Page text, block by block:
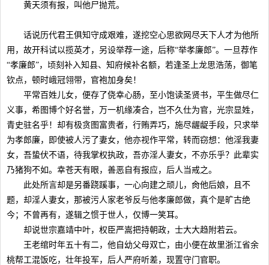
黄天须有报，叫他尸抛荒。
话说历代君王俱知守成艰难，遂挖空心思欲网尽天下人才为他所
用，故开科试以揽英才，另设举荐一途，后称“举孝廉郎”。一旦荐作
“孝廉郎”，顷刻补入知县、知府候补名额，若逢圣上龙思浩荡，御笔
钦点，顿时峨冠翎带，官袍加身矣！
平常百姓儿女，便存了侥幸心肠，至小饱读圣贤书，平生做尽仁
义事，希图博个好名誉，万一机缘凑合，岂不久仕为官，光宗显姓，
青史驻名乎！却有极贪图富贵者，行贿弄巧，施尽龌龊手段，只求举
为孝郎廉，即使被人污了妻女，他亦视作平常，转而窃想：他淫我妻
女，吾蛰伏不语，待我掌权执政，吾亦淫人妻女，不亦乐乎？此辈实
乃猪狗不如。幸苍天有眼，善恶自有报应，后人当戒之。
此处所言却是另番跷蹊事，一心向建之顽儿，肏他后娘，且不
题，却淫人妻女，那被污人家老爷反与他孝廉郎做，真个是旷古绝
今；不曾再有，遂辑之惯于世人，仅博一笑耳。
却说世宗嘉靖中叶，权臣严嵩把持朝政，士大大趋附若云。
王老绾时年五十有二，他自幼父母双亡，由小便在故里浙江省余
桃帮工混饭吃，壮年投军，后人严府听差，现置守门官职。